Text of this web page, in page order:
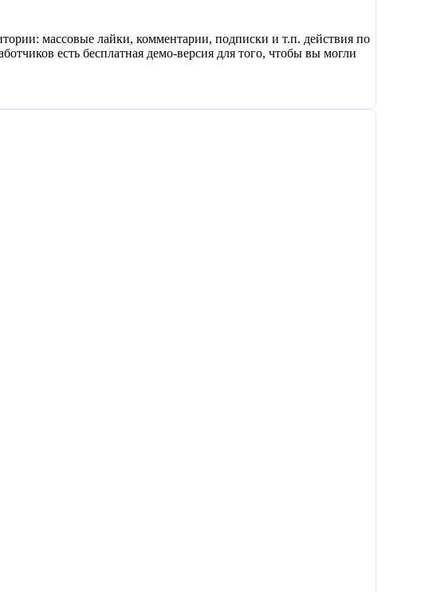
массовые лайки, комментарии, подписки и т.п. действия по
есть бесплатная демо-версия для того, чтобы вы могли